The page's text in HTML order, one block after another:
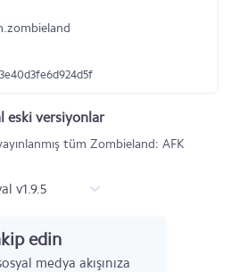
eski versiyonlar
tüm Zombieland: AFK
v1.9.5
edin
medya akışınıza